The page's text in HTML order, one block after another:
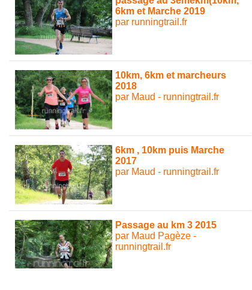
6km et Marche 2019
par runningtrail.fr
10km, 6km et marcheurs
2018
par Maud - runningtrail.fr
6km , 10km puis Marche
2017
par Maud - runningtrail.fr
Passage au km 3 2015
par Maud Pagèze -
runningtrail.fr